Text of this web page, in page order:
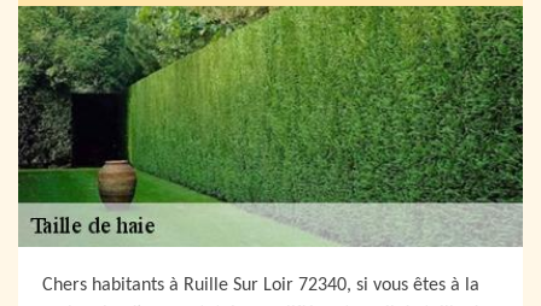
Chers habitants à Ruille Sur Loir 72340, si vous êtes à la